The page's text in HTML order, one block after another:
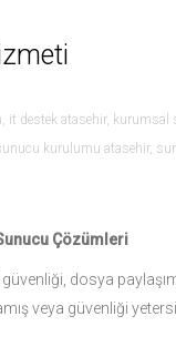
it destek atasehir, kurumsal
kurulumu atasehir,
Çözümleri
dosya
veya güvenliği